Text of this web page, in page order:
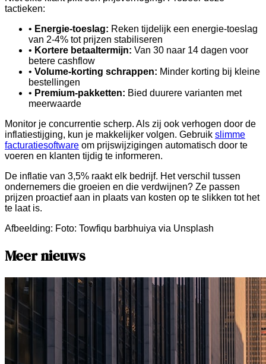
tactieken:
• Energie-toeslag: Reken tijdelijk een energie-toeslag
van 2-4% tot prijzen stabiliseren
• Kortere betaaltermijn: Van 30 naar 14 dagen voor
betere cashflow
• Volume-korting schrappen: Minder korting bij kleine
bestellingen
• Premium-pakketten: Bied duurere varianten met
meerwaarde
Monitor je concurrentie scherp. Als zij ook verhogen door de
inflatiestijging, kun je makkelijker volgen. Gebruik slimme
facturatiesoftware om prijswijzigingen automatisch door te
voeren en klanten tijdig te informeren.
De inflatie van 3,5% raakt elk bedrijf. Het verschil tussen
ondernemers die groeien en die verdwijnen? Ze passen
prijzen proactief aan in plaats van kosten op te slikken tot het
te laat is.
Afbeelding: Foto: Towfiqu barbhuiya via Unsplash
Meer nieuws